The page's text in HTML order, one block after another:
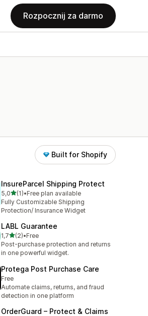
Rozpocznij za darmo
Built for Shopify
InsureParcel Shipping Protect
5,0na 5 gwiazdek
(1)
Łączna liczba recenzji: 1
•Free plan available
Fully Customizable Shipping
Protection/ Insurance Widget
LABL Guarantee
1,7na 5 gwiazdek
(2)
Łączna liczba recenzji: 2
•Free
Post-purchase protection and returns
in one powerful widget.
Protega Post Purchase Care
Free
Automate claims, returns, and fraud
detection in one platform
OrderGuard – Protect & Claims